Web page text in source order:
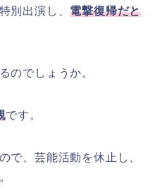
別出演し、電撃復帰だと
のでしょうか。
です。
で、芸能活動を休止し、